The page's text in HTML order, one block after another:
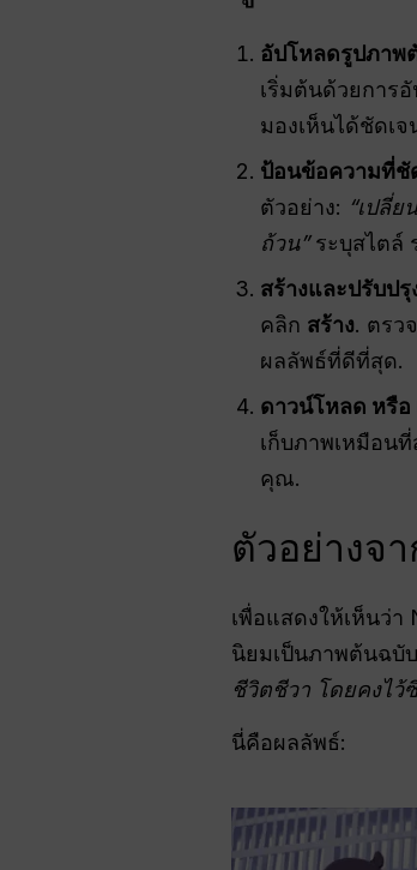
อัปโหลดรูปภาพ
เริ่มต้นด้วยการ
มองเห็นได้ชัดเจ
ป้อนข้อความที่ชั
ตัวอย่าง: “เปลี่
ถ้วน”ระบุสไตล์
สร้างและปรับปรุ
คลิก สร้าง. ตรว
ผลลัพธ์ที่ดีที่สุด.
ดาวน์โหลด หรือ
เก็บภาพเหมือน
คุณ.
ตัวอย่างจ
เพื่อแสดงให้เห็นว่า
นิยมเป็นภาพต้นฉบั
ชีวิตชีวา โดยคงไว้
นี่คือผลลัพธ์: